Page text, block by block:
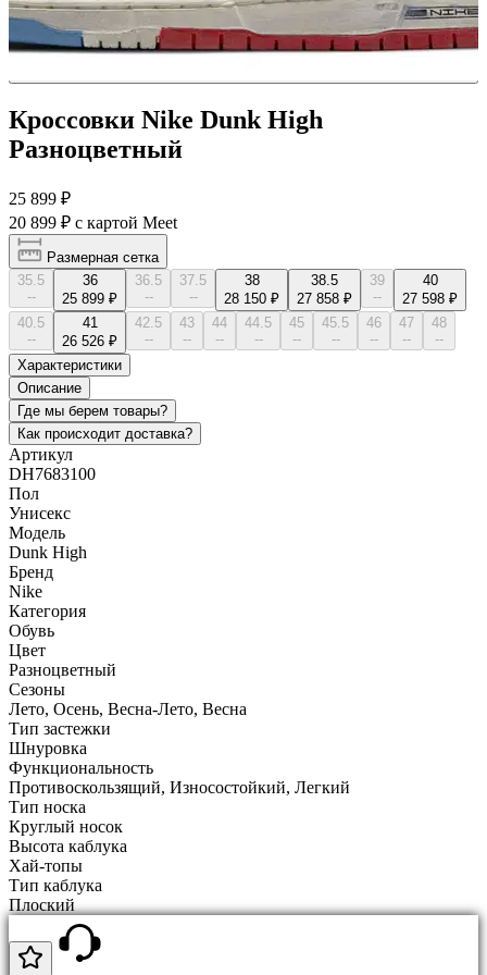
Кроссовки Nike Dunk High
Разноцветный
25 899 ₽
20 899 ₽ с картой Meet
Размерная сетка
35.5
--
36
25 899 ₽
36.5
--
37.5
--
38
28 150 ₽
38.5
27 858 ₽
39
--
40
27 598 ₽
40.5
--
41
26 526 ₽
42.5
--
43
--
44
--
44.5
--
45
--
45.5
--
46
--
47
--
48
--
Характеристики
Описание
Где мы берем товары?
Как происходит доставка?
Артикул
DH7683100
Пол
Унисекс
Модель
Dunk High
Бренд
Nike
Категория
Обувь
Цвет
Разноцветный
Сезоны
Лето, Осень, Весна-Лето, Весна
Тип застежки
Шнуровка
Функциональность
Противоскользящий, Износостойкий, Легкий
Тип носка
Круглый носок
Высота каблука
Хай-топы
Тип каблука
Плоский